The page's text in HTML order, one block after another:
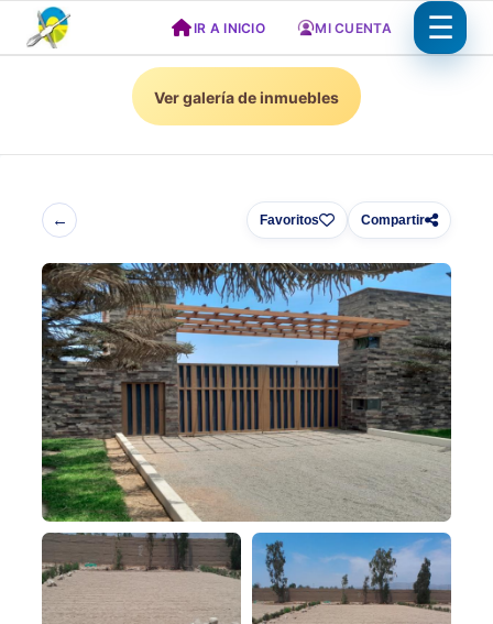
Saltar
IR A INICIO MI CUENTA
Ver galería de inmuebles
← Favoritos Compartir